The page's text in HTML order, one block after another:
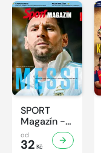
SPORT
Magazín -
32/2026
od
32 Kč